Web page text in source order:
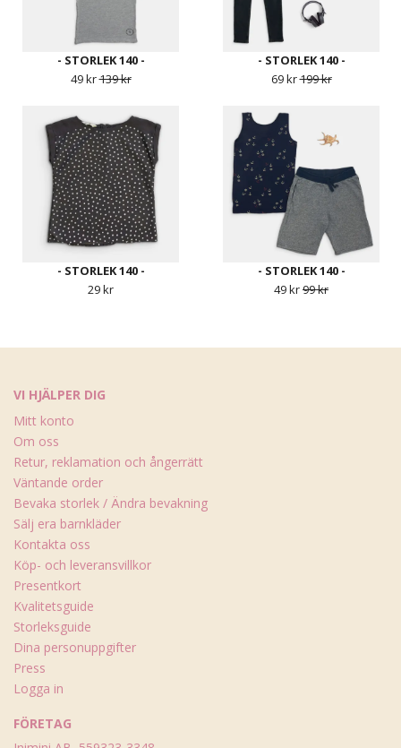
- STORLEK 140 -
49 kr139 kr
- STORLEK 140 -
69 kr199 kr
- STORLEK 140 -
29 kr
- STORLEK 140 -
49 kr99 kr
VI HJÄLPER DIG
Mitt konto
Om oss
Retur, reklamation och ångerrätt
Väntande order
Bevaka storlek / Ändra bevakning
Sälj era barnkläder
Kontakta oss
Köp- och leveransvillkor
Presentkort
Kvalitetsguide
Storleksguide
Dina personuppgifter
Press
Logga in
FÖRETAG